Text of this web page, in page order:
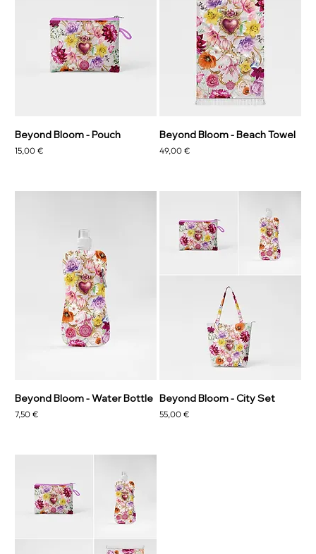
Beyond Bloom - Pouch
Preis
15,00 €
Beyond Bloom - Beach Towel
Preis
49,00 €
Beyond Bloom - Water Bottle
Preis
7,50 €
Beyond Bloom - City Set
Preis
55,00 €